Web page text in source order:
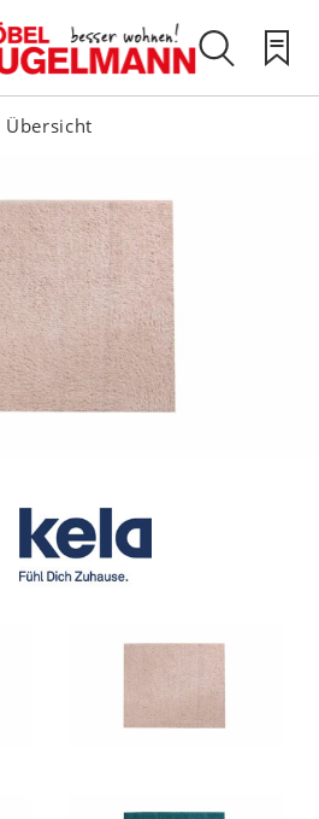
Übersicht